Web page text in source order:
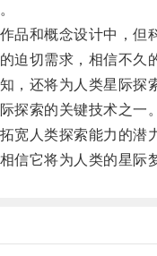
和概念设计中，但
切需求，相信不久
还将为人类星际探
索的关键技术之一。
人类探索能力的潜
它将为人类的星际